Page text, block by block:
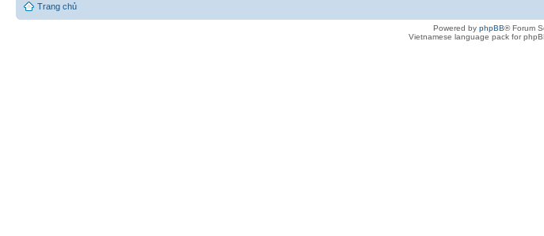
Trang chủ
Powered by phpBB® Forum
Vietnamese language pack for